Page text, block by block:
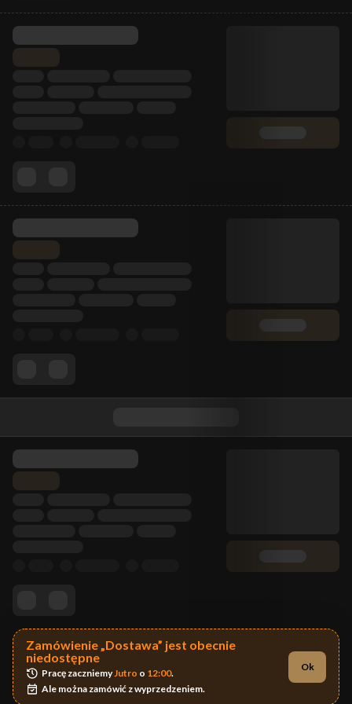
Zamówienie „Dostawa” jest obecnie
niedostępne
Pracę zaczniemy Jutro o 12:00.
Ale można zamówić z wyprzedzeniem.
Ok